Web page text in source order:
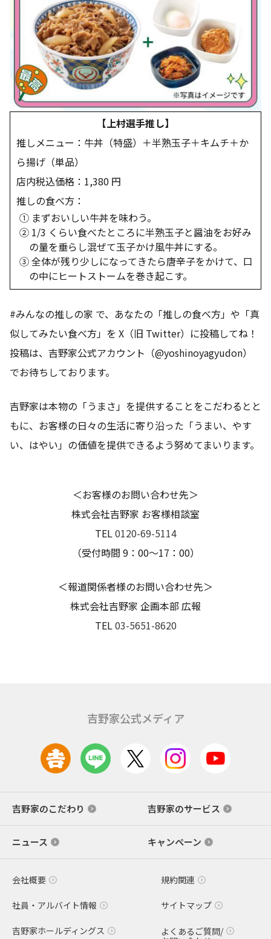
【上村選手推し】
推しメニュー：牛丼（特盛）＋半熟玉子＋キムチ＋か
ら揚げ（単品）
店内税込価格：1,380 円
推しの食べ方：
① まずおいしい牛丼を味わう。
② 1/3 くらい食べたところに半熟玉子と醤油をお好み
の量を垂らし混ぜて玉子かけ風牛丼にする。
③ 全体が残り少しになってきたら唐辛子をかけて、口
の中にヒートストームを巻き起こす。
#みんなの推しの家 で、あなたの「推しの食べ方」や「真
似してみたい食べ方」を X（旧 Twitter）に投稿してね！
投稿は、吉野家公式アカウント（@yoshinoyagyudon）
でお待ちしております。
吉野家は本物の「うまさ」を提供することをこだわるとと
もに、お客様の日々の生活に寄り沿った「うまい、やす
い、はやい」の価値を提供できるよう努めてまいります。
＜お客様のお問い合わせ先＞
株式会社吉野家 お客様相談室
TEL0120-69-5114
（受付時間 9：00～17：00）
＜報道関係者様のお問い合わせ先＞
株式会社吉野家 企画本部 広報
TEL03-5651-8620
吉野家公式メディア
吉野家のこだわり 吉野家のサービス
ニュース キャンペーン
会社概要 規約関連
社員・アルバイト情報 サイトマップ
吉野家ホールディングス
よくあるご質問/